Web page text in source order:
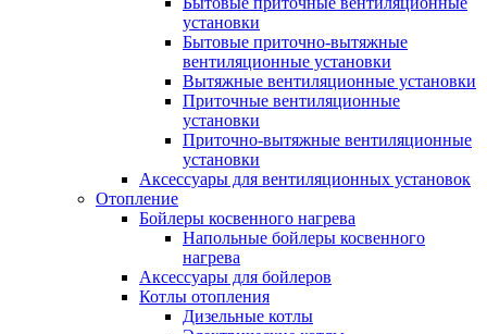
установки
Бытовые приточно-вытяжные
вентиляционные установки
Вытяжные вентиляционные установки
Приточные вентиляционные
установки
Приточно-вытяжные вентиляционные
установки
Аксессуары для вентиляционных установок
Отопление
Бойлеры косвенного нагрева
Напольные бойлеры косвенного
нагрева
Аксессуары для бойлеров
Котлы отопления
Дизельные котлы